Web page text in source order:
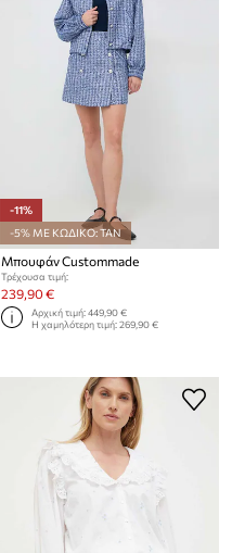
-11%
-5% ΜΕ ΚΩΔΙΚΟ: TAN
Μπουφάν Custommade
Τρέχουσα τιμή:
239,90 €
Αρχική τιμή:449,90 €
Η χαμηλότερη τιμή:269,90 €